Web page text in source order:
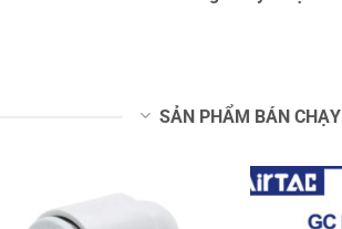
SẢN PHẨM BÁN CHẠY